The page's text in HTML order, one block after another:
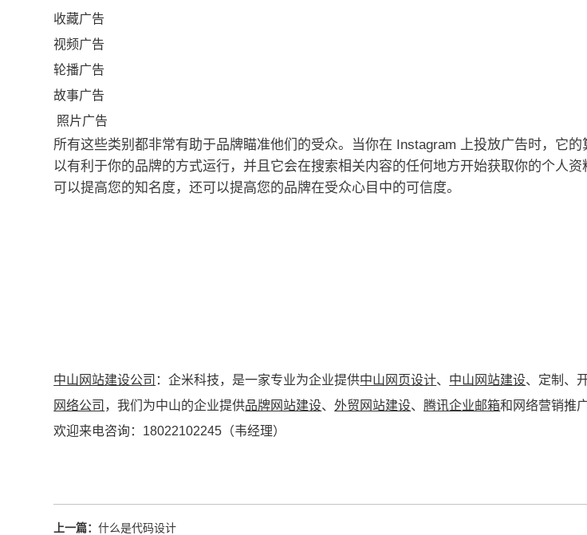
收藏广告
视频广告
轮播广告
故事广告
照片广告
所有这些类别都非常有助于品牌瞄准他们的受众。 当你在 Instagram 上投放广告时，它的
以有利于你的品牌的方式运行，并且它会在搜索相关内容的任何地方开始获取你的个人资
可以提高您的知名度，还可以提高您的品牌在受众心目中的可信度。
中山网站建设公司 ：企米科技，是一家专业为企业提供中山网页设计、 中山网站建设、定制、
网络公司 ，我们为中山的企业提供品牌网站建设、外贸网站建设、 腾讯企业邮箱和网络营销推
欢迎来电咨询：18022102245（韦经理）
上一篇：什么是代码设计